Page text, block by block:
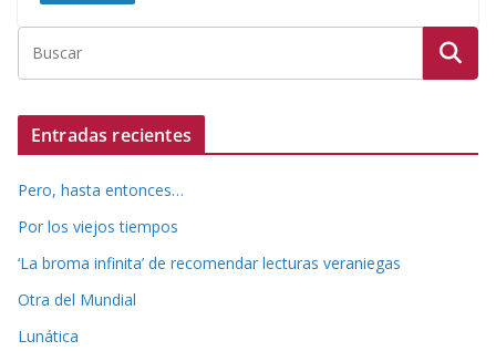
Entradas recientes
Pero, hasta entonces…
Por los viejos tiempos
‘La broma infinita’ de recomendar lecturas veraniegas
Otra del Mundial
Lunática